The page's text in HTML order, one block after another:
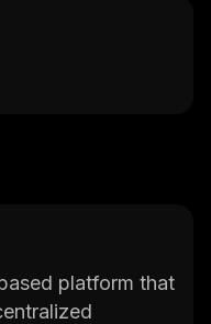
platform that